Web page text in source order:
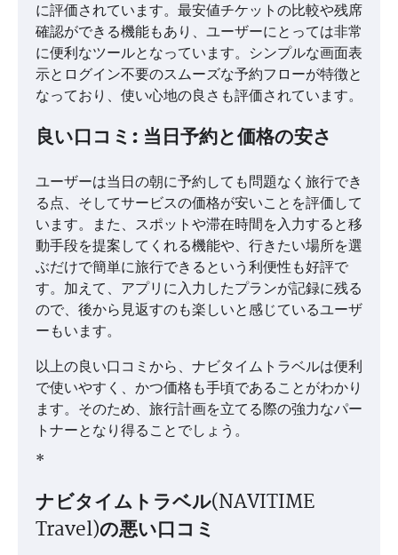
に評価されています。最安値チケットの比較や残席
確認ができる機能もあり、ユーザーにとっては非常
に便利なツールとなっています。シンプルな画面表
示とログイン不要のスムーズな予約フローが特徴と
なっており、使い心地の良さも評価されています。
良い口コミ: 当日予約と価格の安さ
ユーザーは当日の朝に予約しても問題なく旅行でき
る点、そしてサービスの価格が安いことを評価して
います。また、スポットや滞在時間を入力すると移
動手段を提案してくれる機能や、行きたい場所を選
ぶだけで簡単に旅行できるという利便性も好評で
す。加えて、アプリに入力したプランが記録に残る
ので、後から見返すのも楽しいと感じているユーザ
ーもいます。
以上の良い口コミから、ナビタイムトラベルは便利
で使いやすく、かつ価格も手頃であることがわかり
ます。そのため、旅行計画を立てる際の強力なパー
トナーとなり得ることでしょう。
*
ナビタイムトラベル(NAVITIME
Travel)の悪い口コミ